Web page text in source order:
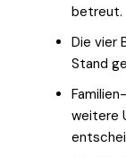
betreut.
Die vier
Stand
weitere